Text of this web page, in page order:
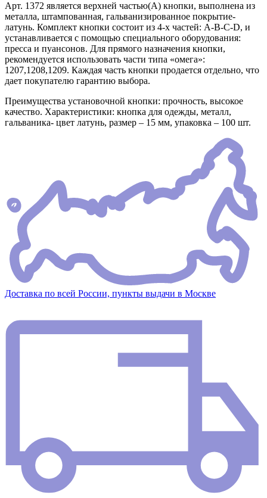
Арт. 1372 является верхней частью(А) кнопки, выполнена из
металла, штампованная, гальванизированное покрытие-
латунь. Комплект кнопки состоит из 4-х частей: А-В-С-D, и
устанавливается с помощью специального оборудования:
пресса и пуансонов. Для прямого назначения кнопки,
рекомендуется использовать части типа «омега»:
1207,1208,1209. Каждая часть кнопки продается отдельно, что
дает покупателю гарантию выбора.
Преимущества установочной кнопки: прочность, высокое
качество. Характеристики: кнопка для одежды, металл,
гальваника- цвет латунь, размер – 15 мм, упаковка – 100 шт.
Доставка по всей России, пункты выдачи в Москве